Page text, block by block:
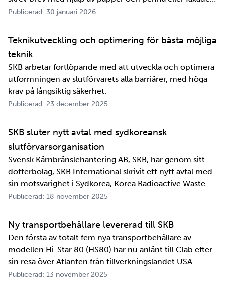
om ett meddelande skulle fram snabbt. Det är inte
perspektiv i alla fall. För oss på SKB är det …
Publicerad: 30 januari 2026
Teknikutveckling och optimering för bästa möjliga
teknik
SKB arbetar fortlöpande med att utveckla och optimera
utformningen av slutförvarets alla barriärer, med höga
krav på långsiktig säkerhet.
Publicerad: 23 december 2025
SKB sluter nytt avtal med sydkoreansk
slutförvarsorganisation
Svensk Kärnbränslehantering AB, SKB, har genom sitt
dotterbolag, SKB International skrivit ett nytt avtal med
sin motsvarighet i Sydkorea, Korea Radioactive Waste
Agency, KORAD. Avtalet, som är ett så kallat
samarbetet mellan de två organisationerna. …
Publicerad: 18 november 2025
Ny transportbehållare levererad till SKB
Den första av totalt fem nya transportbehållare av
modellen Hi-Star 80 (HS80) har nu anlänt till Clab efter
sin resa över Atlanten från tillverkningslandet USA.
Innan transportbehållaren kan bli en del av SKB:s
Publicerad: 13 november 2025